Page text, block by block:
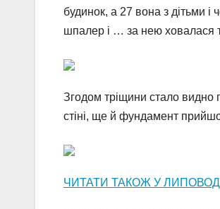
будинок, а 27 вона з дітьми і
шпалер і … за нею ховалася
Згодом тріщини стало видно
стіні, ще й фундамент
ЧИТАТИ ТАКОЖ У